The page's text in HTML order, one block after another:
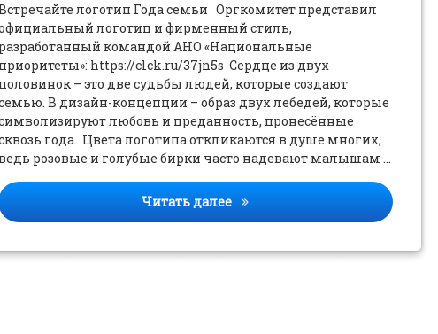
логотип Года семьи Оргкомитет представил
логотип и фирменный стиль,
разработанный командой АНО «Национальные
приоритеты»: https://clck.ru/37jn5s Сердце из двух
половинок – это две судьбы людей, которые создают
В дизайн-концепции – образ двух лебедей, которые
любовь и преданность, пронесённые
года. Цвета логотипа откликаются в душе многих,
розовые и голубые бирки часто надевают малышам …
Читать далее Встречайте логотип Года